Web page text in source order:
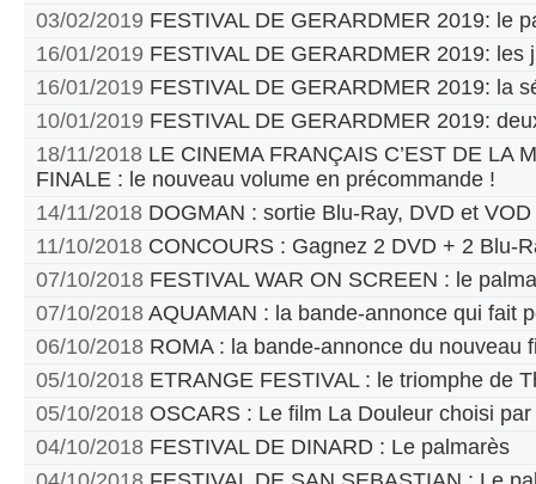
03/02/2019 FESTIVAL DE GERARDMER 2019: le
16/01/2019 FESTIVAL DE GERARDMER 2019: les
16/01/2019 FESTIVAL DE GERARDMER 2019: la
10/01/2019 FESTIVAL DE GERARDMER 2019:
18/11/2018 LE CINEMA FRANÇAIS C’EST DE LA
FINALE : le nouveau volume en précommande !
14/11/2018 DOGMAN : sortie Blu-Ray, DVD et VOD
11/10/2018 CONCOURS : Gagnez 2 DVD + 2 Blu-
07/10/2018 FESTIVAL WAR ON SCREEN : le
07/10/2018 AQUAMAN : la bande-annonce qui fait
06/10/2018 ROMA : la bande-annonce du nouveau
05/10/2018 ETRANGE FESTIVAL : le triomphe de
05/10/2018 OSCARS : Le film La Douleur choisi
04/10/2018 FESTIVAL DE DINARD : Le palmarès